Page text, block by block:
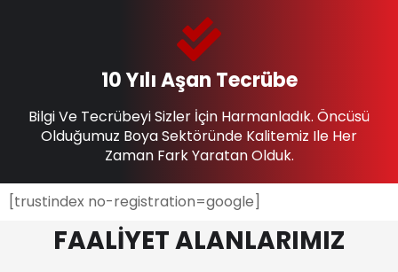
10 Yılı Aşan Tecrübe
Bilgi Ve Tecrübeyi Sizler İçin Harmanladık. Öncüsü
Olduğumuz Boya Sektöründe Kalitemiz Ile Her
Zaman Fark Yaratan Olduk.
[trustindex no-registration=google]
FAALİYET ALANLARIMIZ